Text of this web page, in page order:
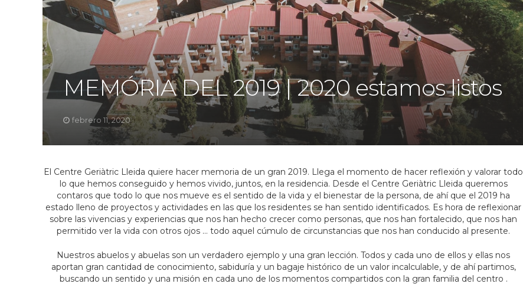
MEMÓRIA DEL 2019 | 2020 estamos listos
febrero 11, 2020
El Centre Geriàtric Lleida quiere hacer memoria de un gran 2019. Llega el momento de hacer reflexión y valorar todo
lo que hemos conseguido y hemos vivido, juntos, en la residencia. Desde el Centre Geriàtric Lleida queremos
contaros que todo lo que nos mueve es el sentido de la vida y el bienestar de la persona, de ahí que el 2019 ha
estado lleno de proyectos y actividades en las que los residentes se han sentido identificados. Es hora de reflexionar
sobre las vivencias y experiencias que nos han hecho crecer como personas, que nos han fortalecido, que nos han
permitido ver la vida con otros ojos … todo aquel cúmulo de circunstancias que nos han conducido al presente.
Nuestros abuelos y abuelas son un verdadero ejemplo y una gran lección. Todos y cada uno de ellos y ellas nos
aportan gran cantidad de conocimiento, sabiduría y un bagaje histórico de un valor incalculable, y de ahí partimos,
buscando un sentido y una misión en cada uno de los momentos compartidos con la gran familia del centro .